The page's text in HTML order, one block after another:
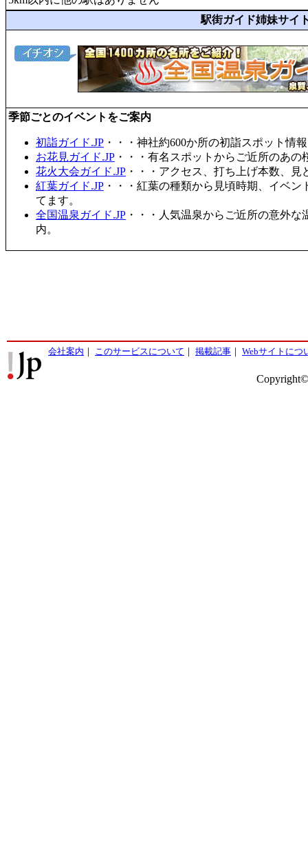
駅街ガイド姉妹サイ
季節ごとのイベントをご案内
初詣ガイド.JP ・・・神社約600か所の初詣スポット情
お花見ガイド.JP ・・・有名スポットからご近所のあ
花火大会ガイド.JP ・・・アクセス、打ち上げ本数、
紅葉ガイド.JP ・・・紅葉の種類から見頃時期、イベ
てます。
全国温泉ガイド.JP ・・・人気温泉からご近所の意外
内。
会社案内 ｜ このサービスについて ｜ 掲載記事 ｜ Webサイトにつ